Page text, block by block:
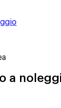
a